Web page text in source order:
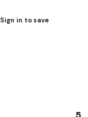
Sign in to save